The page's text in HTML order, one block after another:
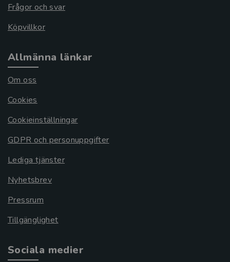
Frågor och svar
Köpvillkor
Allmänna länkar
Om oss
Cookies
Cookieinställningar
GDPR och personuppgifter
Lediga tjänster
Nyhetsbrev
Pressrum
Tillgänglighet
Sociala medier